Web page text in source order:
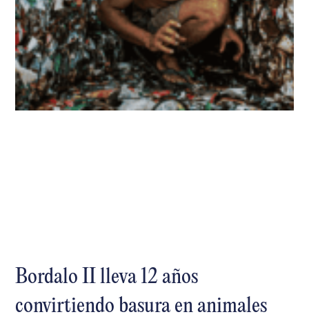
Bordalo II lleva 12 años
convirtiendo basura en animales